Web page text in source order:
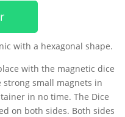
with a hexagonal shape.
with the magnetic dice
strong small magnets in
in no time. The Dice
on both sides. Both sides